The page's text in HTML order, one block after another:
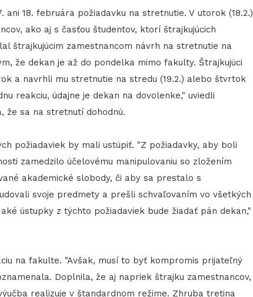
18. februára požiadavku na stretnutie. V utorok (18.2.)
ako aj s časťou študentov, ktorí štrajkujúcich
štrajkujúcim zamestnancom návrh na stretnutie na
že dekan je až do pondelka mimo fakulty. Štrajkujúci
a navrhli mu stretnutie na stredu (19.2.) alebo štvrtok
reakciu, údajne je dekan na dovolenke," uviedli
že sa na stretnutí dohodnú.
požiadaviek by mali ustúpiť. "Z požiadavky, aby boli
zamedzilo účelovému manipulovaniu so zložením
akademické slobody, či aby sa prestalo s
svoje predmety a prešli schvaľovaním vo všetkých
ústupky z týchto požiadaviek bude žiadať pán dekan,"
na fakulte. "Avšak, musí to byť kompromis prijateľný
Doplnila, že aj napriek štrajku zamestnancov,
realizuje v štandardnom režime. Zhruba tretina